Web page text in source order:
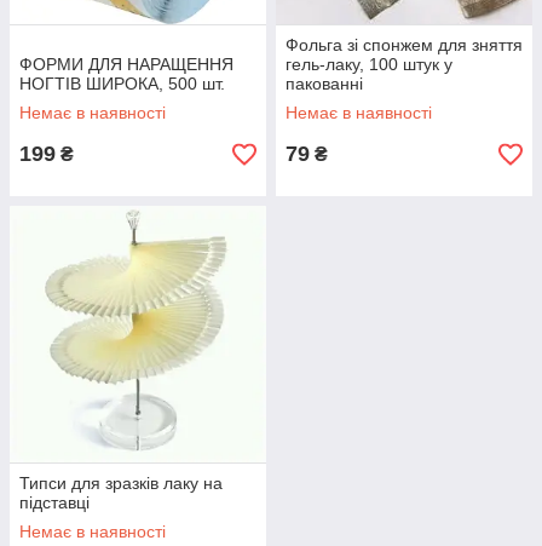
ФОРМИ ДЛЯ НАРАЩЕННЯ
НОГТІВ ШИРОКА, 500 шт.
Немає в наявності
199 ₴
Фольга зі спонжем для зняття
гель-лаку, 100 штук у
пакованні
Немає в наявності
79 ₴
Типси для зразків лаку на
підставці
Немає в наявності